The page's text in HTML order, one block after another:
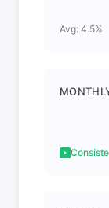
Avg: 4.5%